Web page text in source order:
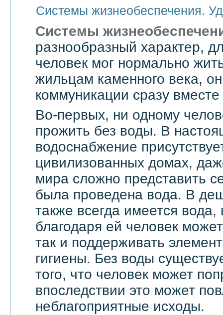
Системы жизнеобеспечения.
Системы
разнообразный характер,
человек мог нормально
жильцам каменного века,
коммуникации сразу
Во-первых, ни одному
прожить без воды. В
водоснабжение
цивилизованных домах,
мира сложно представить
была проведена вода. В
также всегда имеется
благодаря ей человек
так и поддерживать
гигиены. Без воды
того, что человек может
впоследствии это может
неблагоприятные исходы.